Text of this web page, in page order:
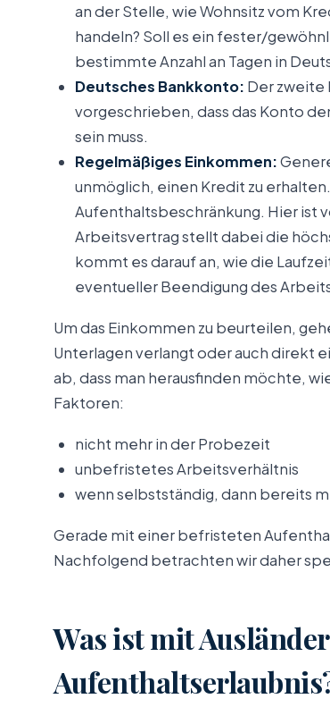
an der Stelle, wie Wohnsitz vom
handeln? Soll es ein fester/
bestimmte Anzahl an Tagen in
Deutsches Bankkonto: Der zweite
vorgeschrieben, dass das Konto
sein muss.
Regelmäßiges Einkommen:
unmöglich, einen Kredit zu
Aufenthaltsbeschränkung. Hier ist
Arbeitsvertrag stellt dabei die
kommt es darauf an, wie die
eventueller Beendigung des
Um das Einkommen zu beurteilen,
Unterlagen verlangt oder auch direkt
ab, dass man herausfinden möchte,
Faktoren:
nicht mehr in der Probezeit
unbefristetes Arbeitsverhältnis
wenn selbstständig, dann bereits
Gerade mit einer befristeten
Nachfolgend betrachten wir daher
Was ist mit